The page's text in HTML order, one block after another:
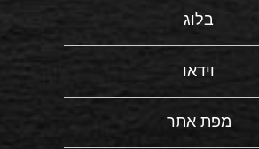
בלוג
וידאו
מפת אתר